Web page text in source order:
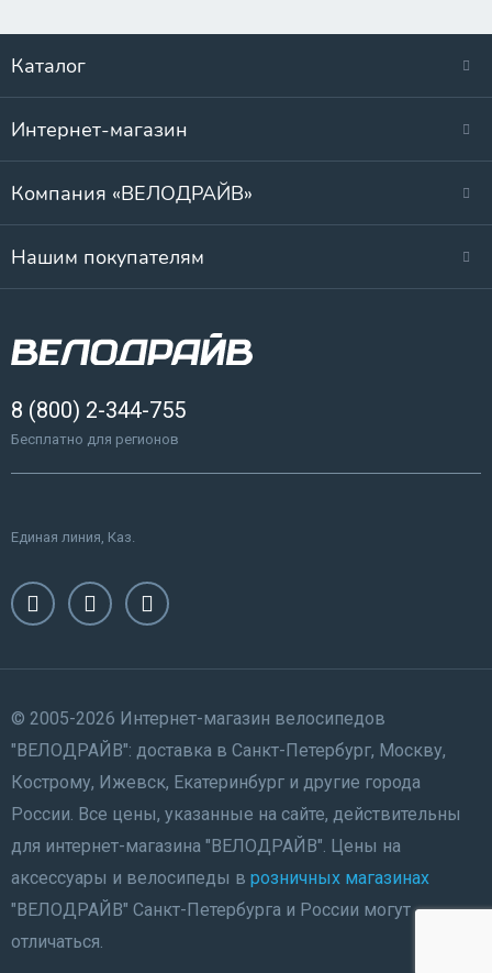
Каталог
Интернет-магазин
Компания «ВЕЛОДРАЙВ»
Нашим покупателям
8 (800) 2-344-755
Бесплатно для регионов
Единая линия, Каз.
© 2005-2026 Интернет-магазин велосипедов
"ВЕЛОДРАЙВ": доставка в Санкт-Петербург, Москву,
Кострому, Ижевск, Екатеринбург и другие города
России. Все цены, указанные на сайте, действительны
для интернет-магазина "ВЕЛОДРАЙВ". Цены на
аксессуары и велосипеды в розничных магазинах
"ВЕЛОДРАЙВ" Санкт-Петербурга и России могут
отличаться.